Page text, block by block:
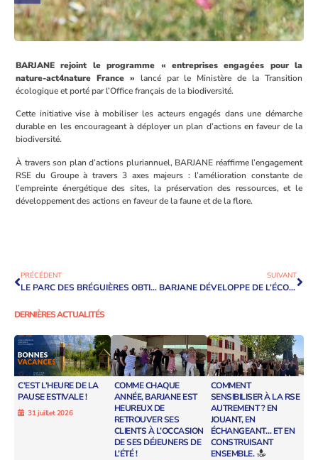
BARJANE rejoint le programme « entreprises engagées pour la
nature-act4nature France » lancé par le Ministère de la Transition
écologique et porté par l’Office français de la biodiversité.
Cette initiative vise à mobiliser les acteurs engagés dans une démarche
durable en les encourageant à déployer un plan d’actions en faveur de la
biodiversité.
À travers son plan d’actions pluriannuel, BARJANE réaffirme l’engagement
RSE du Groupe à travers 3 axes majeurs : l’amélioration constante de
l’empreinte énergétique des sites, la préservation des ressources, et le
développement des actions en faveur de la faune et de la flore.
PRÉCÉDENT
LE PARC DES BRÉGUIÈRES OBTIENT LA LABÉLISATION PARC +
SUIVANT
BARJANE DÉVELOPPE DE L’ÉCO-PÂTURAGE SUR LE PARC DES BRÉGUIÈRES
DERNIÈRES ACTUALITÉS
C’EST L’HEURE DE LA
PAUSE ESTIVALE !
31 juillet 2026
COMME CHAQUE
ANNÉE, BARJANE EST
HEUREUX DE
RETROUVER SES
CLIENTS À L’OCCASION
DE SES DÉJEUNERS DE
L’ÉTÉ !
COMMENT
SENSIBILISER À LA RSE
AUTREMENT ? EN
JOUANT, EN
ÉCHANGEANT… ET EN
CONSTRUISANT
ENSEMBLE.